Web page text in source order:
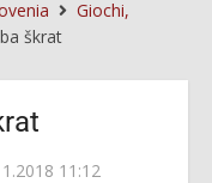
Giochi,
škrat
11:12